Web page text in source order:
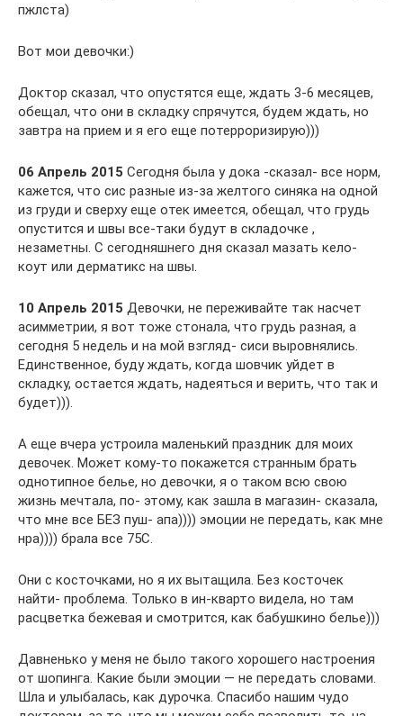
пжлста)
Вот мои девочки:)
Доктор сказал, что опустятся еще, ждать 3-6 месяцев,
обещал, что они в складку спрячутся, будем ждать, но
завтра на прием и я его еще потерроризирую)))
06 Апрель 2015 Сегодня была у дока -сказал- все норм,
кажется, что сис разные из-за желтого синяка на одной
из груди и сверху еще отек имеется, обещал, что грудь
опустится и швы все-таки будут в складочке ,
незаметны. С сегодняшнего дня сказал мазать кело-
коут или дерматикс на швы.
10 Апрель 2015 Девочки, не переживайте так насчет
асимметрии, я вот тоже стонала, что грудь разная, а
сегодня 5 недель и на мой взгляд- сиси выровнялись.
Единственное, буду ждать, когда шовчик уйдет в
складку, остается ждать, надеяться и верить, что так и
будет))).
А еще вчера устроила маленький праздник для моих
девочек. Может кому-то покажется странным брать
однотипное белье, но девочки, я о таком всю свою
жизнь мечтала, по- этому, как зашла в магазин- сказала,
что мне все БЕЗ пуш- апа)))) эмоции не передать, как мне
нра)))) брала все 75С.
Они с косточками, но я их вытащила. Без косточек
найти- проблема. Только в ин-кварто видела, но там
расцветка бежевая и смотрится, как бабушкино белье)))
Давненько у меня не было такого хорошего настроения
от шопинга. Какие были эмоции — не передать словами.
Шла и улыбалась, как дурочка. Спасибо нашим чудо